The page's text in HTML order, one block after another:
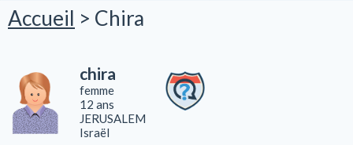
Accueil > Chira
chira
femme
12 ans
JERUSALEM
Israël